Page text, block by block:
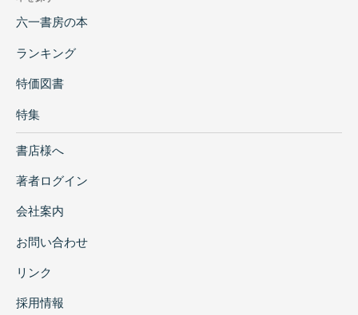
六一書房の本
ランキング
特価図書
特集
書店様へ
著者ログイン
会社案内
お問い合わせ
リンク
採用情報